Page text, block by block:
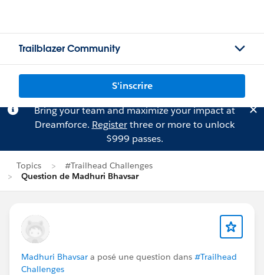
Trailblazer Community
S'inscrire
Bring your team and maximize your impact at
Dreamforce. Registerthree or more to unlock
$999 passes.
Topics
#Trailhead Challenges
Question de Madhuri Bhavsar
Madhuri Bhavsar a posé une question dans #Trailhead
Challenges